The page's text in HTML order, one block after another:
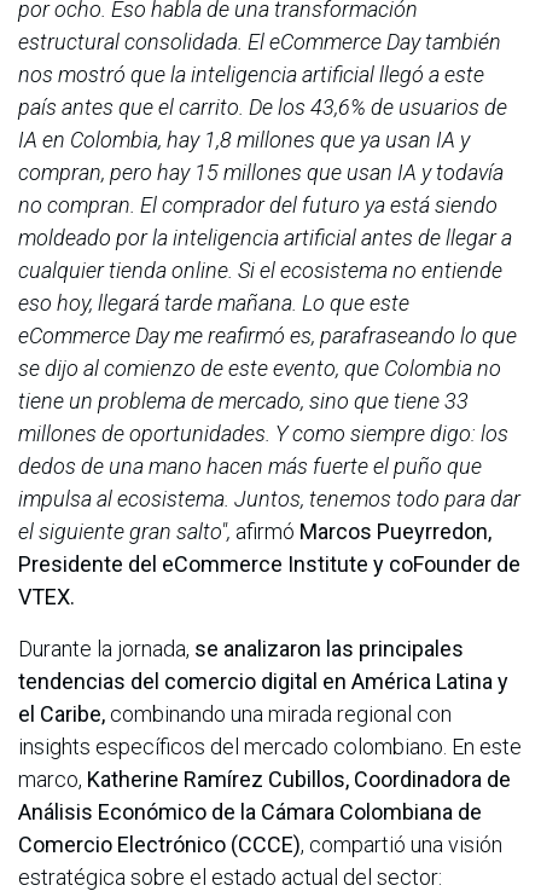
por ocho. Eso habla de una transformación
estructural consolidada. El eCommerce Day también
nos mostró que la inteligencia artificial llegó a este
país antes que el carrito. De los 43,6% de usuarios de
IA en Colombia, hay 1,8 millones que ya usan IA y
compran, pero hay 15 millones que usan IA y todavía
no compran. El comprador del futuro ya está siendo
moldeado por la inteligencia artificial antes de llegar a
cualquier tienda online. Si el ecosistema no entiende
eso hoy, llegará tarde mañana. Lo que este
eCommerce Day me reafirmó es, parafraseando lo que
se dijo al comienzo de este evento, que Colombia no
tiene un problema de mercado, sino que tiene 33
millones de oportunidades. Y como siempre digo: los
dedos de una mano hacen más fuerte el puño que
impulsa al ecosistema. Juntos, tenemos todo para dar
el siguiente gran salto", afirmó Marcos Pueyrredon,
Presidente del eCommerce Institute y coFounder de
VTEX.
Durante la jornada, se analizaron las principales
tendencias del comercio digital en América Latina y
el Caribe, combinando una mirada regional con
insights específicos del mercado colombiano. En este
marco, Katherine Ramírez Cubillos, Coordinadora de
Análisis Económico de la Cámara Colombiana de
Comercio Electrónico (CCCE), compartió una visión
estratégica sobre el estado actual del sector: